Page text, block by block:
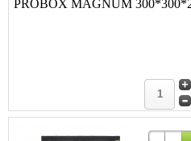
PROBOX MAGNUM